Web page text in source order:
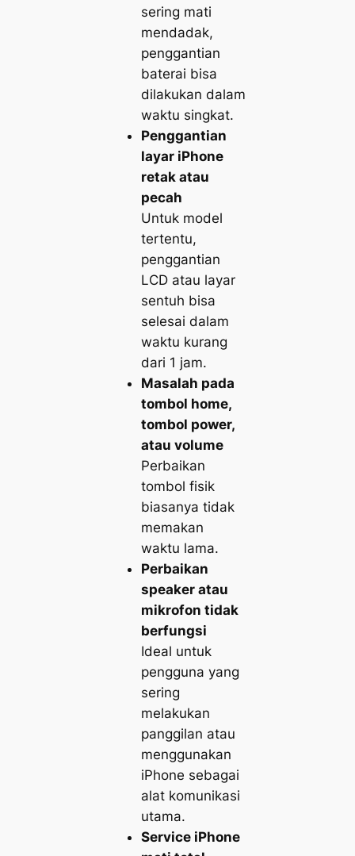
sering mati
mendadak,
penggantian
baterai bisa
dilakukan dalam
waktu singkat.
Penggantian
layar iPhone
retak atau
pecah
Untuk model
tertentu,
penggantian
LCD atau layar
sentuh bisa
selesai dalam
waktu kurang
dari 1 jam.
Masalah pada
tombol home,
tombol power,
atau volume
Perbaikan
tombol fisik
biasanya tidak
memakan
waktu lama.
Perbaikan
speaker atau
mikrofon tidak
berfungsi
Ideal untuk
pengguna yang
sering
melakukan
panggilan atau
menggunakan
iPhone sebagai
alat komunikasi
utama.
Service iPhone